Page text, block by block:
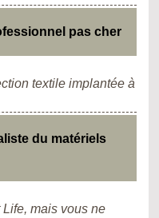
pas cher
textile implantée à
du matériels
mais vous ne